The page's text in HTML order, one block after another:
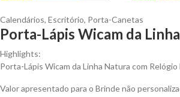
Calendários, Escritório, Porta-Canetas
Porta-Lápis Wicam da
Highlights:
Porta-Lápis Wicam da Linha Natura com
Valor apresentado para o Brinde não